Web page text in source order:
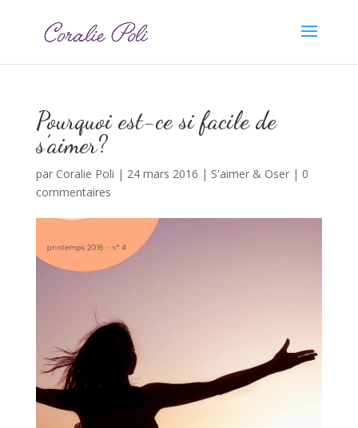
Pourquoi est-ce si facile de
s’aimer?
par Coralie Poli | 24 mars 2016 | S'aimer & Oser| 0
commentaires